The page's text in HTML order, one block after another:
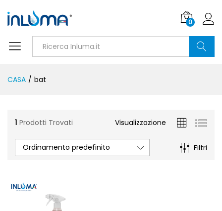
0
CASA / bat
1 Prodotti Trovati Visualizzazione
Filtri
Ordinamento predefinito